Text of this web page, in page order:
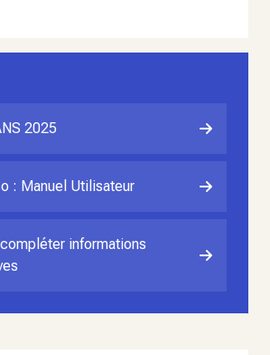
2025
: Manuel Utilisateur
informations